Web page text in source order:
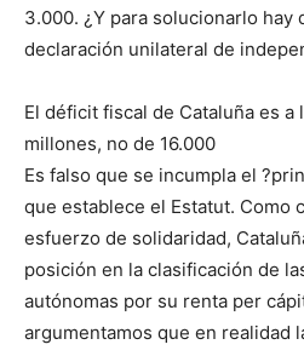
3.000. ¿Y para solucionarlo hay
declaración unilateral de
El déficit fiscal de Cataluña es a
millones, no de 16.000
Es falso que se incumpla el
que establece el Estatut. Como
esfuerzo de solidaridad,
posición en la clasificación de
autónomas por su renta per
argumentamos que en realidad